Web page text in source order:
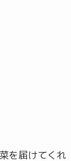
を届けてくれ